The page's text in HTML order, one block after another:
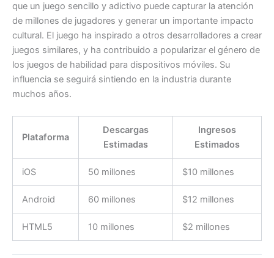
que un juego sencillo y adictivo puede capturar la atención
de millones de jugadores y generar un importante impacto
cultural. El juego ha inspirado a otros desarrolladores a crear
juegos similares, y ha contribuido a popularizar el género de
los juegos de habilidad para dispositivos móviles. Su
influencia se seguirá sintiendo en la industria durante
muchos años.
Plataforma
Descargas
Estimadas
Ingresos
Estimados
iOS 50 millones $10 millones
Android 60 millones $12 millones
HTML5 10 millones $2 millones